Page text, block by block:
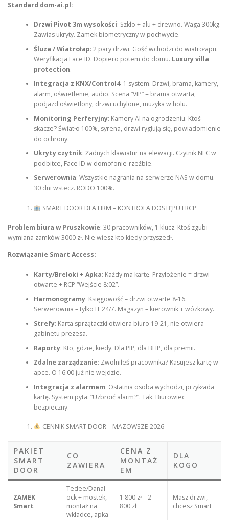
Standard dom-ai.pl:
Drzwi Pivot 3m wysokości: Szkło + alu + drewno. Waga 300kg.
Zawias ukryty. Zamek biometryczny w pochwycie.
Śluza / Wiatrołap: 2 pary drzwi. Gość wchodzi do wiatrołapu.
Weryfikacja Face ID. Dopiero potem do domu. Luxury villa
protection.
Integracja z KNX/Control4: 1 system. Drzwi, brama, kamery,
alarm, oświetlenie, audio. Scena “VIP” = brama otwarta,
podjazd oświetlony, drzwi uchylone, muzyka w holu.
Monitoring Perferyjny: Kamery AI na ogrodzeniu. Ktoś
skacze? Światło 100%, syrena, drzwi ryglują się, powiadomienie
do ochrony.
Ukryty czytnik: Żadnych klawiatur na elewacji. Czytnik NFC w
podbitce, Face ID w domofonie-rzeźbie.
Serwerownia: Wszystkie nagrania na serwerze NAS w domu.
30 dni wstecz. RODO 100%.
SMART DOOR DLA FIRM – KONTROLA DOSTĘPU I RCP
Problem biura w Pruszkowie: 30 pracowników, 1 klucz. Ktoś zgubi –
wymiana zamków 3000 zł. Nie wiesz kto kiedy przyszedł.
Rozwiązanie Smart Access:
Karty/Breloki + Apka: Każdy ma kartę. Przyłożenie = drzwi
otwarte + RCP “Wejście 8:02”.
Harmonogramy: Księgowość – drzwi otwarte 8-16.
Serwerownia – tylko IT 24/7. Magazyn – kierownik + wózkowy.
Strefy: Karta sprzątaczki otwiera biuro 19-21, nie otwiera
gabinetu prezesa.
Raporty: Kto, gdzie, kiedy. Dla PIP, dla BHP, dla premii.
Zdalne zarządzanie: Zwolniłeś pracownika? Kasujesz kartę w
apce. O 16:00 już nie wejdzie.
Integracja z alarmem: Ostatnia osoba wychodzi, przykłada
kartę. System pyta: “Uzbroić alarm?”. Tak. Biurowiec
bezpieczny.
CENNIK SMART DOOR – MAZOWSZE 2026
PAKIET
SMART
DOOR
CO
ZAWIERA
CENA Z
MONTAŻ
EM
DLA
KOGO
ZAMEK
Smart
Tedee/Danal
ock + mostek,
montaż na
wkładce, apka
1 800 zł – 2
800 zł
Masz drzwi,
chcesz Smart